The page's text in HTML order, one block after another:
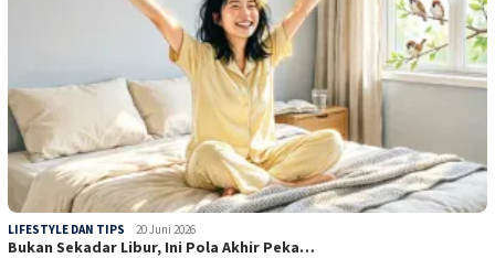
LIFESTYLE DAN TIPS 20 Juni 2026
Bukan Sekadar Libur, Ini Pola Akhir Peka…